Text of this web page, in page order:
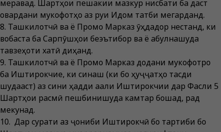
меравад. Шартҳои пешакии мазкур нисбати ба даст
овардани мукофотҳо аз руи Иқдом татбиқ мегарданд.
8. Ташкилотчӣ ва ё Промо Марказ ӯҳдадор нестанд, ки
вобаста ба Сарпӯшҳои беэътибор ва ё қабулнашуда
тавзеҳоти хатӣ диҳанд.
9. Ташкилотчӣ ва ё Промо Марказ додани мукофотро
ба Иштирокчие, ки синаш (ки бо ҳуҷҷатҳо тасдиқ
шудааст) аз сини ҳадди ақали Иштирокчии дар Фасли 5
Шартҳои расмӣ пешбинишуда камтар бошад, рад
мекунад.
10. Дар сурати аз ҷониби Иштирокчӣ бо тартиби бо